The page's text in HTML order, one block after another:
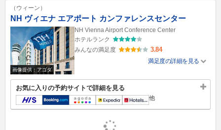
（ウィーン）
NH ヴィエナ エアポート カンファレンスセンター
画像提供：アゴダ
NH Vienna Airport Conference Center
ホテルランク
みんなの満足度
3.84
満足度の詳細を見る
お気に入りの予約サイトで詳細を見る
他